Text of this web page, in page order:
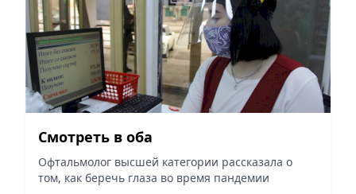
Смотреть в оба
Офтальмолог высшей категории рассказала о
том, как беречь глаза во время пандемии